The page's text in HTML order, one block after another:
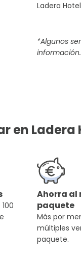
Ladera
*Algunos
información.
en
Ahorra al
paquete
Más por
múltiples
paquete.